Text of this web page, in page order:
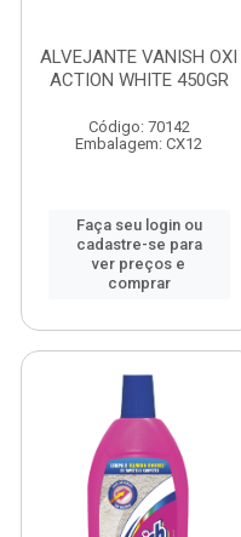
ALVEJANTE VANISH OXI
ACTION WHITE 450GR
Código: 70142
Embalagem: CX12
Faça seu login ou
cadastre-se para
ver preços e
comprar